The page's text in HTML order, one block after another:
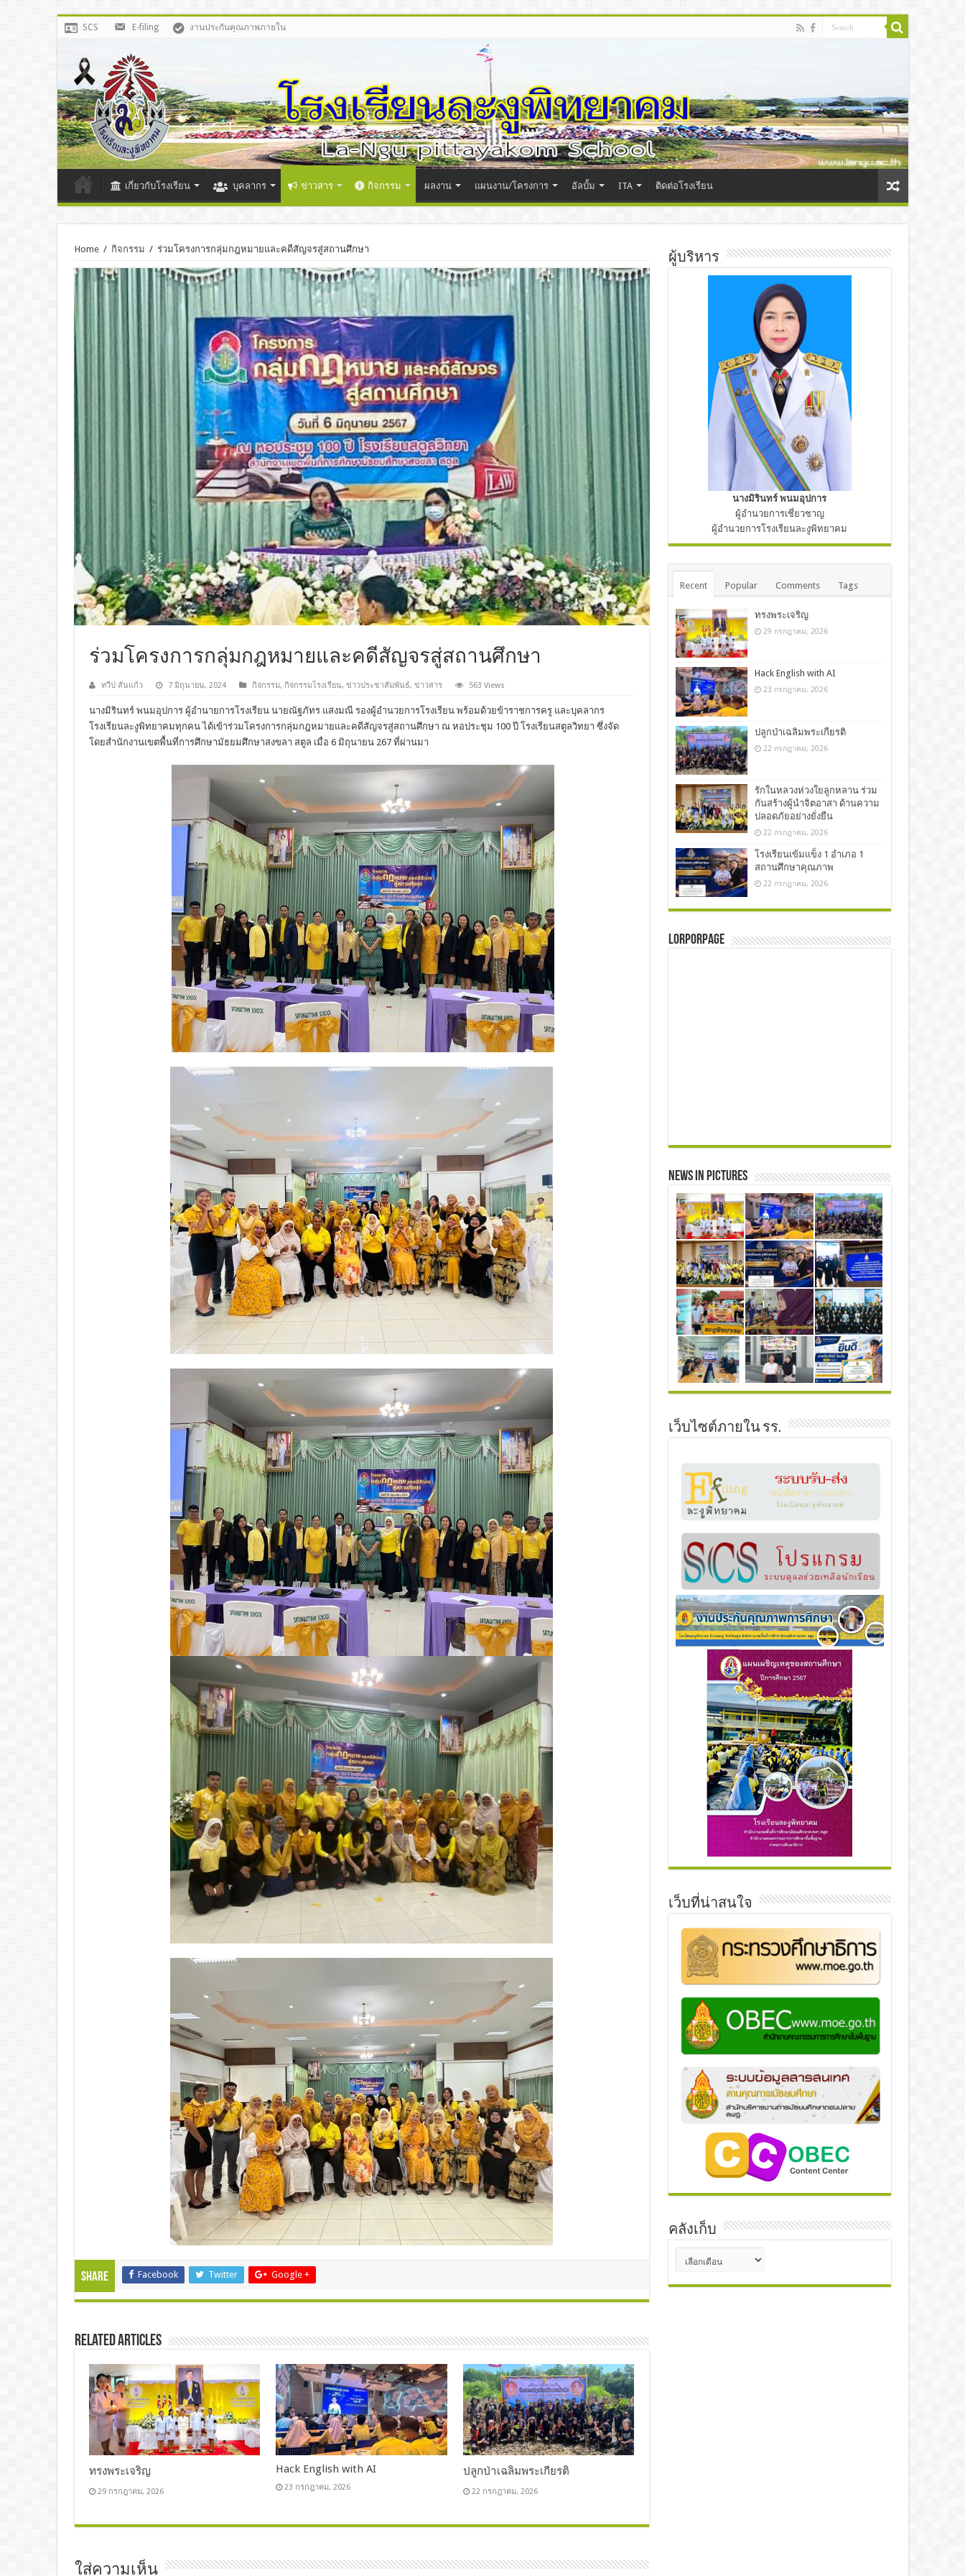
SCS E-filing งานประกันคุณภาพภายใน
เกี่ยวกับโรงเรียน บุคลากร ข่าวสาร กิจกรรม ผลงาน แผนงาน/โครงการ อัลบั้ม ITA ติดต่อโรงเรียน
Home / กิจกรรม / ร่วมโครงการกลุ่มกฎหมายและคดีสัญจรสู่สถานศึกษา
ร่วมโครงการกลุ่มกฎหมายและคดีสัญจรสู่สถานศึกษา
ทวีป สันแก้ว 7 มิถุนายน, 2024 กิจกรรม, กิจกรรมโรงเรียน, ข่าวประชาสัมพันธ์, ข่าวสาร 563 Views
นางมิรินทร์ พนมอุปการ ผู้อำนายการโรงเรียน นายณัฐภัทร แสงมณี รองผู้อำนวยการโรงเรียน พร้อมด้วยข้าราชการครู และบุคลากร
โรงเรียนละงูพิทยาคมทุกคน ได้เข้าร่วมโครงการกลุ่มกฎหมายและคดีสัญจรสู่สถานศึกษา ณ หอประชุม 100 ปี โรงเรียนสตูลวิทยา ซึ่งจัด
โดยสำนักงานเขตพื้นที่การศึกษามัธยมศึกษาสงขลา สตูล เมื่อ 6 มิถุนายน 267 ที่ผ่านมา
Share Facebook Twitter Google +
Related Articles
ทรงพระเจริญ
29 กรกฎาคม, 2026
Hack English with AI
23 กรกฎาคม, 2026
ปลูกป่าเฉลิมพระเกียรติ
22 กรกฎาคม, 2026
ใส่ความเห็น
ผู้บริหาร
นางมิรินทร์ พนมอุปการ
ผู้อำนวยการเชี่ยวชาญ
ผู้อำนวยการโรงเรียนละงูพิทยาคม
Recent Popular Comments Tags
ทรงพระเจริญ
29 กรกฎาคม, 2026
Hack English with AI
23 กรกฎาคม, 2026
ปลูกป่าเฉลิมพระเกียรติ
22 กรกฎาคม, 2026
รักในหลวงห่วงใยลูกหลาน ร่วม
กันสร้างผู้นำจิตอาสา ด้านความ
ปลอดภัยอย่างยั่งยืน
22 กรกฎาคม, 2026
โรงเรียนเข้มแข็ง 1 อำเภอ 1
สถานศึกษาคุณภาพ
22 กรกฎาคม, 2026
LorPorPage
News in Pictures
เว็บไซต์ภายใน รร.
เว็บที่น่าสนใจ
คลังเก็บ
เก็บ